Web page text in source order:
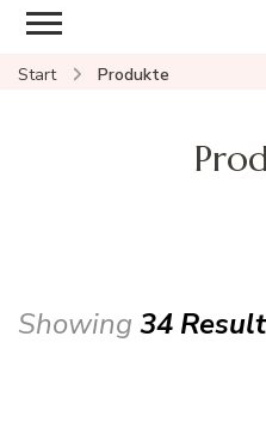
Start Produkte
Showing 34